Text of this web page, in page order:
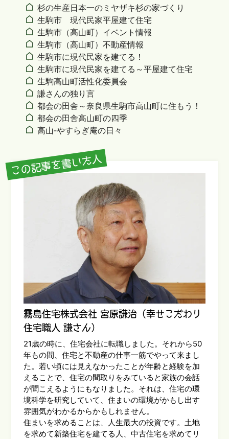
杉の生産日本一のミヤザキ杉の家づくり
生駒市 現代民家平屋建て住宅
生駒市（高山町）イベント情報
生駒市（高山町）不動産情報
生駒市に現代民家を建てる！
生駒市に現代民家を建てる～平屋建て住宅
生駒高山町活性化委員会
謙さんの独り言
都会の田舎～奈良県生駒市高山町に住もう！
都会の田舎高山町の四季
高山‐やすらぎ庵の日々
この記事を書いた人
霧島住宅株式会社 宮原謙治（幸せこだわり
住宅職人 謙さん）
21歳の時に、住宅会社に転職しました。それから50
年もの間、住宅と不動産の仕事一筋でやって来まし
た。若い頃には見えなかったことが年齢と経験を加
えることで、住宅の間取りをみていると家族の会話
が聞こえるようにもなりました。それは、住宅の環
境科学を研究していて、住まいの環境がかもし出す
雰囲気がわかるからかもしれません。
住まいを求めることは、人生最大の投資です。土地
を求めて新築住宅を建てる人、中古住宅を求めてリ